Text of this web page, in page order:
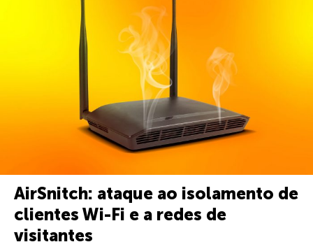
AirSnitch: ataque ao isolamento de
clientes Wi-Fi e a redes de
visitantes